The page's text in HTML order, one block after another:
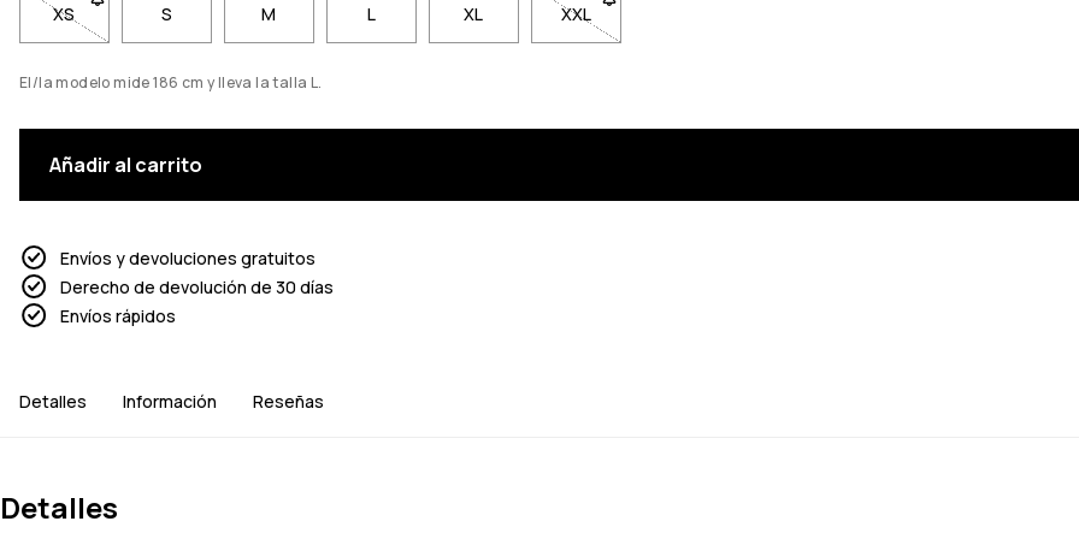
XS- Talla XS no disponible. Haz clic para ser notificado cuando vuelva a estar en stock
S M L XL XXL- Talla XXL no disponible. Haz clic para ser notificado cuando
El/la modelo mide 186 cm y lleva la talla L.
Añadir al carrito
Envíos y devoluciones gratuitos
Derecho de devolución de 30 días
Envíos rápidos
Detalles Información Reseñas
Detalles